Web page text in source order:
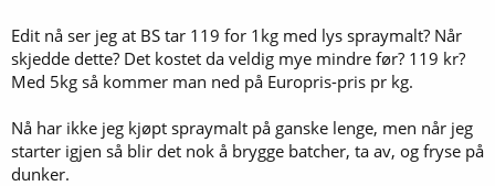
Edit nå ser jeg at BS tar 119 for 1kg med lys spraymalt? Når
skjedde dette? Det kostet da veldig mye mindre før? 119 kr?
Med 5kg så kommer man ned på Europris-pris pr kg.
Nå har ikke jeg kjøpt spraymalt på ganske lenge, men når jeg
starter igjen så blir det nok å brygge batcher, ta av, og fryse på
dunker.